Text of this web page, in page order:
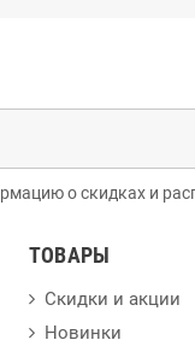
о скидках и
ТОВАРЫ
Скидки и акции
Новинки